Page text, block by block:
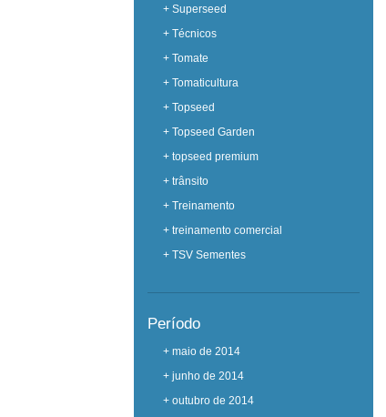
+ Superseed
+ Técnicos
+ Tomate
+ Tomaticultura
+ Topseed
+ Topseed Garden
+ topseed premium
+ trânsito
+ Treinamento
+ treinamento comercial
+ TSV Sementes
Período
+ maio de 2014
+ junho de 2014
+ outubro de 2014